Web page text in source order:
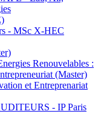
- MSc X-HEC
Renouvelables :
(Master)
et Entreprenariat
- IP Paris